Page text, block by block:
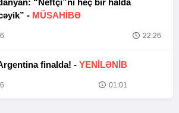
“Neftçi”ni heç bir halda
- MÜSAHİBƏ
22:26
finalda! - YENİLƏNİB
01:01